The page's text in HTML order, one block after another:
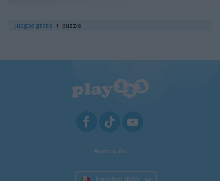
juegos gratis puzzle
Acerca de